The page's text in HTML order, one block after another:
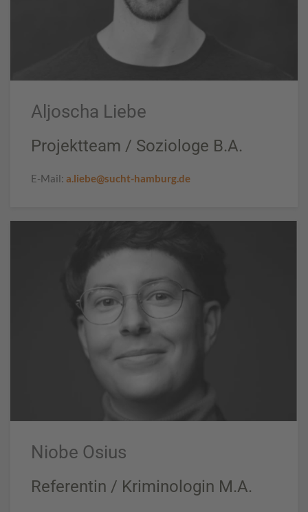
Aljoscha Liebe
Projektteam / Soziologe B.A.
E-Mail: a.liebe@sucht-hamburg.de
Niobe Osius
Referentin / Kriminologin M.A.